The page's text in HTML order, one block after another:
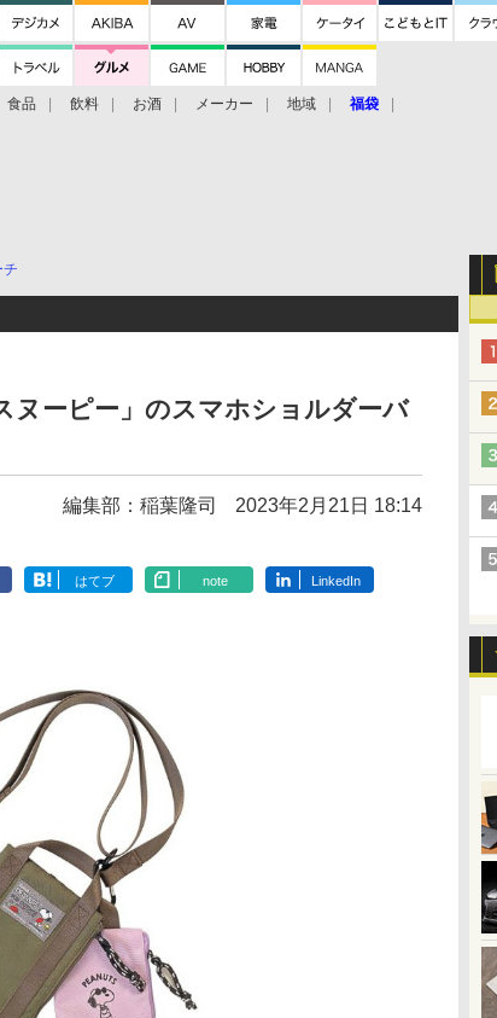
食品 飲料 お酒 メーカー 地域 福袋
チ
ヌーピー」のスマホショルダーバ
編集部：稲葉隆司 2023年2月21日 18:14
はてブ note LinkedIn